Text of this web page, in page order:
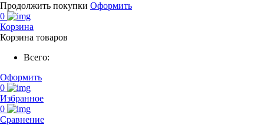
Продолжить покупки Оформить
0
Корзина
Корзина товаров
Всего:
Оформить
0
Избранное
0
Сравнение